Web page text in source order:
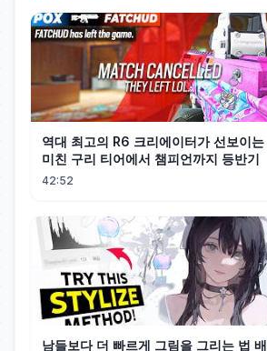
역대 최고의 R6 크리에이터가 선보이는
미친 구리 티어에서 챔피언까지 등반기
42:52
남들보다 더 빠르게 그림을 그리는 법 배